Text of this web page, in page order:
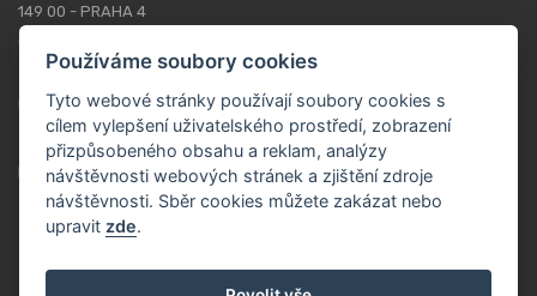
149 00 - PRAHA 4
+420 252 252 098
PROVOZNÍ DOBA: PONDĚLÍ - PÁTEK, 10-16
KONTAKTY
Používáme soubory cookies
Tyto webové stránky používají soubory cookies s
cílem vylepšení uživatelského prostředí, zobrazení
přizpůsobeného obsahu a reklam, analýzy
návštěvnosti webových stránek a zjištění zdroje
návštěvnosti. Sběr cookies můžete zakázat nebo
upravit zde.